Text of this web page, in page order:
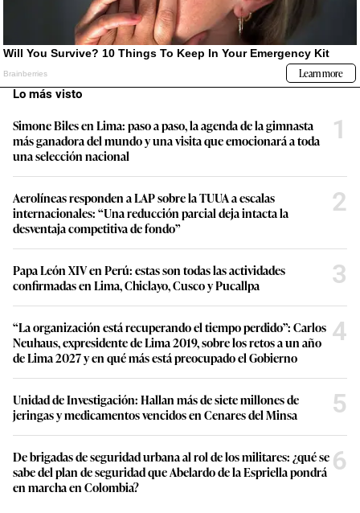
Lo más visto
Simone Biles en Lima: paso a paso, la agenda de la gimnasta
más ganadora del mundo y una visita que emocionará a toda
una selección nacional
1
Aerolíneas responden a LAP sobre la TUUA a escalas
internacionales: “Una reducción parcial deja intacta la
desventaja competitiva de fondo”
2
Papa León XIV en Perú: estas son todas las actividades
confirmadas en Lima, Chiclayo, Cusco y Pucallpa
3
“La organización está recuperando el tiempo perdido”: Carlos
Neuhaus, expresidente de Lima 2019, sobre los retos a un año
de Lima 2027 y en qué más está preocupado el Gobierno
4
Unidad de Investigación: Hallan más de siete millones de
jeringas y medicamentos vencidos en Cenares del Minsa
5
De brigadas de seguridad urbana al rol de los militares: ¿qué se
sabe del plan de seguridad que Abelardo de la Espriella pondrá
en marcha en Colombia?
6